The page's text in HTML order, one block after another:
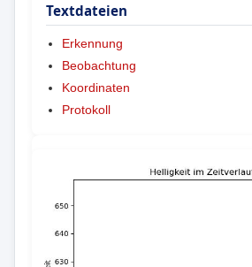
Textdateien
Erkennung
Beobachtung
Koordinaten
Protokoll